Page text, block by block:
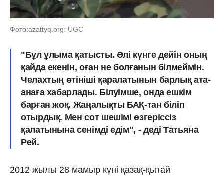
Фото:azattyq.org: UGC
"Бұл ұлыма қатысты. Әлі күнге дейін оның
қайда екенін, оған не болғанын білмеймін.
Челахтың өтініші қаралатынын барлық ата-
анаға хабарлады. Білуімше, онда ешкім
барған жоқ. Жаңалықты БАҚ-тан біліп
отырдық. Мен сот шешімі өзгеріссіз
қалатынына сенімді едім", - деді Татьяна
Рей.
2012 жылы 28 мамыр күні қазақ-қытай